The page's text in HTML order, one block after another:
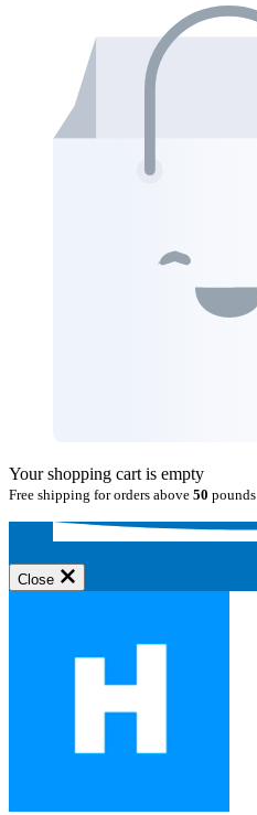
Your shopping cart is empty
Free shipping for orders above 50 pounds
Close